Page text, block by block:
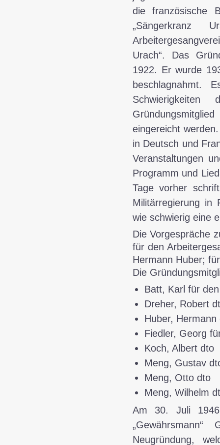
die französische
„Sängerkranz
Urach“. Das
1922. Er wurde
beschlagnahmt.
eingereicht
in Deutsch und
Veranstaltungen
Programm und
Tage vorher
Militärregierung in
wie schwierig eine
Die Vorgespräche
für den
Hermann Huber;
Die
Batt, Karl für
Dreher, Robert
Huber, Hermann
Fiedler, Georg
Koch, Albert dto
Meng, Gustav
Meng, Otto dto
Meng, Wilhelm
Am 30. Juli
Neugründung,